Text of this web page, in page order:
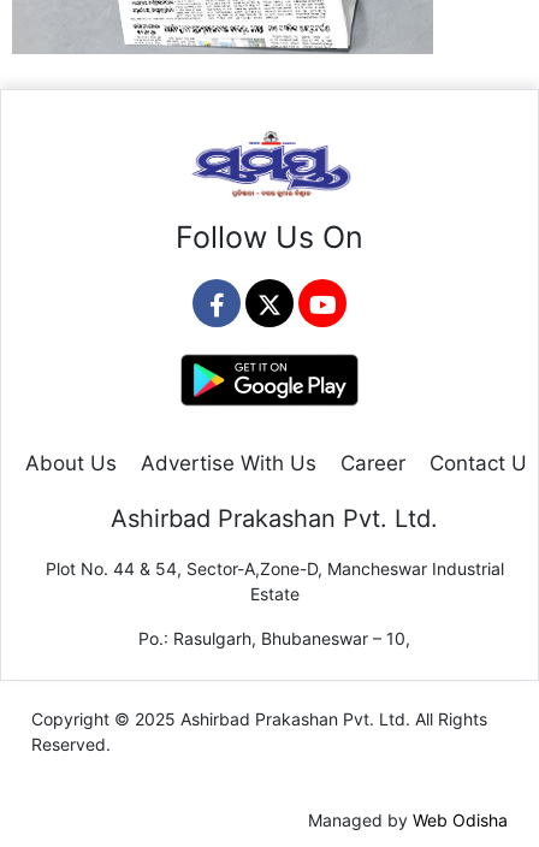
Follow Us On
About Us Advertise With Us Career Contact Us
Ashirbad Prakashan Pvt. Ltd.
Plot No. 44 & 54, Sector-A,Zone-D, Mancheswar Industrial
Estate
Po.: Rasulgarh, Bhubaneswar – 10,
Copyright © 2025 Ashirbad Prakashan Pvt. Ltd. All Rights
Reserved.
Managed by Web Odisha